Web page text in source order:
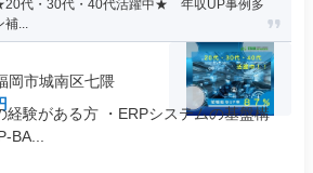
代・30代・40代活躍中★ 年収UP事例多
補...
岡市城南区七隈
経験がある方 ・ERPシステムの基盤構
BA...